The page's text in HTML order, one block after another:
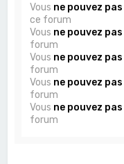
Vous ne pouvez pas
ce forum
Vous ne pouvez pas
forum
Vous ne pouvez pas
forum
Vous ne pouvez pas
forum
Vous ne pouvez pas
forum